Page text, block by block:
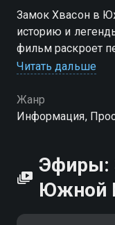
Замок Хвасон в
историю и
фильм раскроет
замка, его
Читать дальше
Жанр
Информация,
Эфиры:
Южной